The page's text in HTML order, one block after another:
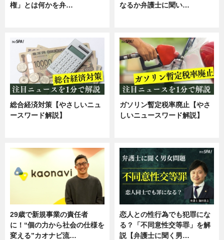
権」とは何かを弁… なるか弁護士に聞い…
総合経済対策【やさしいニュ
ースワード解説】
ガソリン暫定税率廃止【やさ
しいニュースワード解説】
29歳で新規事業の責任者
に！“個の力から社会の仕様を
変える”カオナビ流…
恋人との性行為でも犯罪にな
る？「不同意性交等罪」を解
説【弁護士に聞く男…